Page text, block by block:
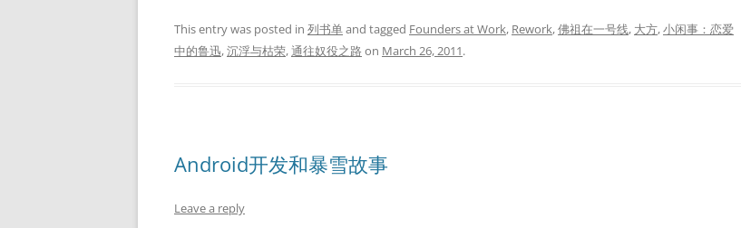
This entry was posted in 列书单and tagged Founders at Work, Rework,佛祖在一号线, 大方,小闲事：恋爱
中的鲁迅,沉浮与枯荣,通往奴役之路 on March 26, 2011.
Android开发和暴雪故事
Leave a reply